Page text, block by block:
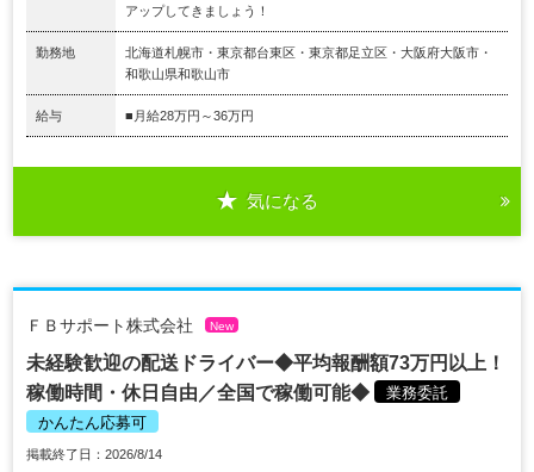
アップしてきましょう！
勤務地
北海道札幌市・東京都台東区・東京都足立区・大阪府大阪市・
和歌山県和歌山市
給与 ■月給28万円～36万円
気になる
ＦＢサポート株式会社 New
未経験歓迎の配送ドライバー◆平均報酬額73万円以上！
稼働時間・休日自由／全国で稼働可能◆
業務委託
かんたん応募可
掲載終了日：2026/8/14